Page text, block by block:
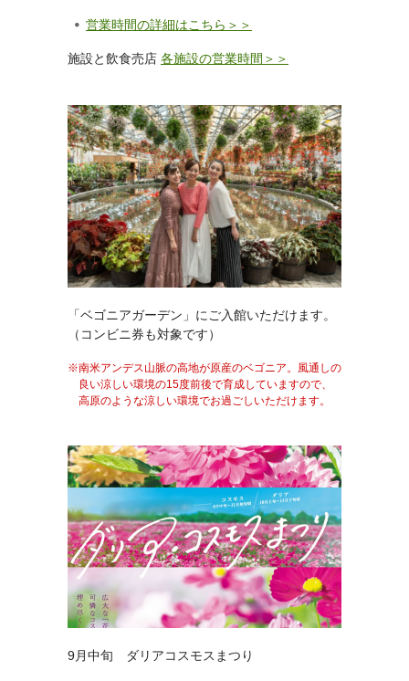
営業時間の詳細はこちら＞＞
施設と飲食売店 各施設の営業時間＞＞
「ベゴニアガーデン」にご入館いただけます。
（コンビニ券も対象です）
南米アンデス山脈の高地が原産のベゴニア。風通しの
良い涼しい環境の15度前後で育成していますので、
高原のような涼しい環境でお過ごしいただけます。
9月中旬 ダリアコスモスまつり